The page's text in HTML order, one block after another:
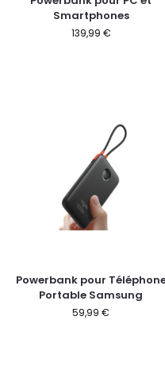
Smartphones
139,99 €
Powerbank pour
Portable Samsung
59,99 €